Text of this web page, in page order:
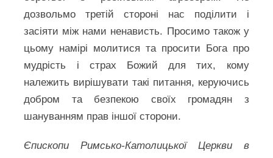
дозвольмо третій стороні нас поділити і
засіяти між нами ненависть. Просимо також у
цьому намірі молитися та просити Бога про
мудрість і страх Божий для тих, кому
належить вирішувати такі питання, керуючись
добром та безпекою своїх громадян з
шануванням прав іншої сторони.
Єпископи Римсько-Католицької Церкви в